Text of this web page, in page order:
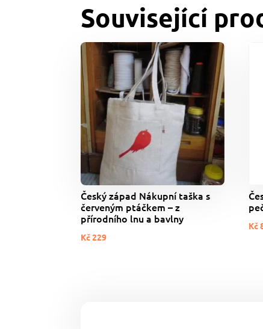
Související
Český západ Nákupní taška s
červeným ptáčkem – z
přírodního lnu a bavlny
Kč229
Kč